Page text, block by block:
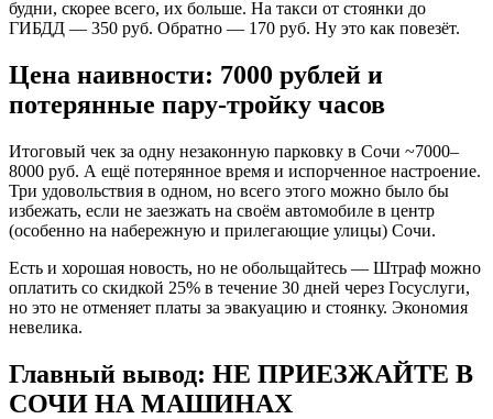
будни, скорее всего, их больше. На такси от стоянки до
ГИБДД — 350 руб. Обратно — 170 руб. Ну это как повезёт.
Цена наивности: 7000 рублей и
потерянные пару-тройку часов
Итоговый чек за одну незаконную парковку в Сочи ~7000–
8000 руб. А ещё потерянное время и испорченное настроение.
Три удовольствия в одном, но всего этого можно было бы
избежать, если не заезжать на своём автомобиле в центр
(особенно на набережную и прилегающие улицы) Сочи.
Есть и хорошая новость, но не обольщайтесь — Штраф можно
оплатить со скидкой 25% в течение 30 дней через Госуслуги,
но это не отменяет платы за эвакуацию и стоянку. Экономия
невелика.
Главный вывод: НЕ ПРИЕЗЖАЙТЕ В
СОЧИ НА МАШИНАХ